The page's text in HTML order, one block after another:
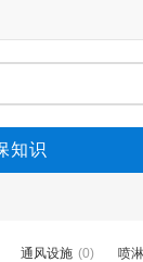
知识
通风设施 (0) 喷